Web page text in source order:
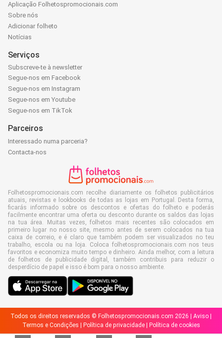
Aplicação Folhetospromocionais.com
Sobre nós
Adicionar folheto
Notícias
Serviços
Subscreve-te à newsletter
Segue-nos em Facebook
Segue-nos em Instagram
Segue-nos em Youtube
Segue-nos em TikTok
Parceiros
Interessado numa parceria?
Contacta-nos
Folhetospromocionais.com recolhe diariamente os folhetos publicitários
atuais, revistas e lookbooks de todas as lojas em Portugal. Desta forma,
ficarás informado sobre os descontos e ofertas do folheto e poderás
facilmente encontrar uma oferta ou desconto durante os saldos das lojas
na tua área. Muitas vezes, folhetos mais recentes são colocados em
primeiro lugar no nosso site, mesmo antes de serem colocados na tua
caixa de correio, e é claro que também podem ser visualizados no teu
trabalho, escola ou na loja. Coloca folhetospromocionais.com nos teus
favoritos e economiza muito tempo e dinheiro. Ainda melhor, com a leitura
de folhetos de publicidade digital, também contribuis para reduzir o
desperdício de papel e isso é bom para o nosso ambiente.
Todos os direitos reservados © Folhetospromocionais.com 2026 | Aviso
Termos e Condições
Política de privacidade| Política de cookies